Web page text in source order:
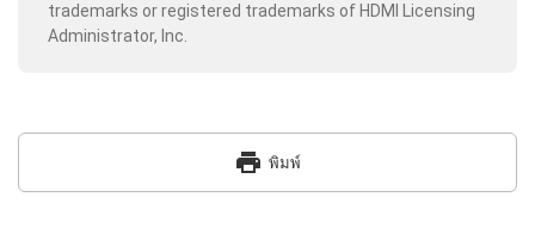
trademarks or registered trademarks of HDMI Licensing
Administrator, Inc.
print พิมพ์